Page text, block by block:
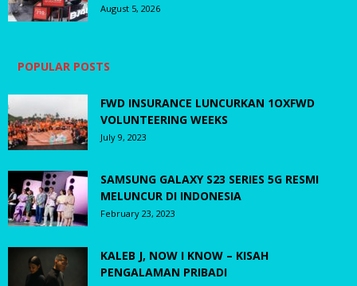
August 5, 2026
POPULAR POSTS
FWD INSURANCE LUNCURKAN 1OXFWD
VOLUNTEERING WEEKS
July 9, 2023
SAMSUNG GALAXY S23 SERIES 5G RESMI
MELUNCUR DI INDONESIA
February 23, 2023
KALEB J, NOW I KNOW – KISAH
PENGALAMAN PRIBADI